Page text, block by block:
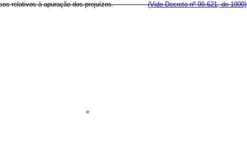
recursos relativos à apuração dos prejuízos.(Vide Decreto nº 99.621, de 1990)
*